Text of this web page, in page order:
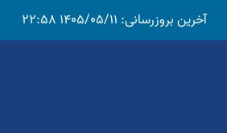
آخرین بروزرسانی: 1405/05/11 22:58